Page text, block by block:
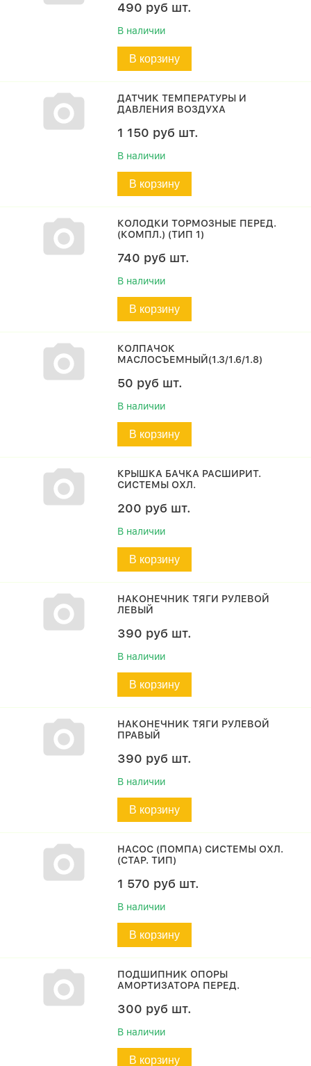
490 руб шт.
В наличии
В корзину
ДАТЧИК ТЕМПЕРАТУРЫ И
ДАВЛЕНИЯ ВОЗДУХА
1 150 руб шт.
В наличии
В корзину
КОЛОДКИ ТОРМОЗНЫЕ ПЕРЕД.
(КОМПЛ.) (ТИП 1)
740 руб шт.
В наличии
В корзину
КОЛПАЧОК
МАСЛОСЪЕМНЫЙ(1.3/1.6/1.8)
50 руб шт.
В наличии
В корзину
КРЫШКА БАЧКА РАСШИРИТ.
СИСТЕМЫ ОХЛ.
200 руб шт.
В наличии
В корзину
НАКОНЕЧНИК ТЯГИ РУЛЕВОЙ
ЛЕВЫЙ
390 руб шт.
В наличии
В корзину
НАКОНЕЧНИК ТЯГИ РУЛЕВОЙ
ПРАВЫЙ
390 руб шт.
В наличии
В корзину
НАСОС (ПОМПА) СИСТЕМЫ ОХЛ.
(СТАР. ТИП)
1 570 руб шт.
В наличии
В корзину
ПОДШИПНИК ОПОРЫ
АМОРТИЗАТОРА ПЕРЕД.
300 руб шт.
В наличии
В корзину